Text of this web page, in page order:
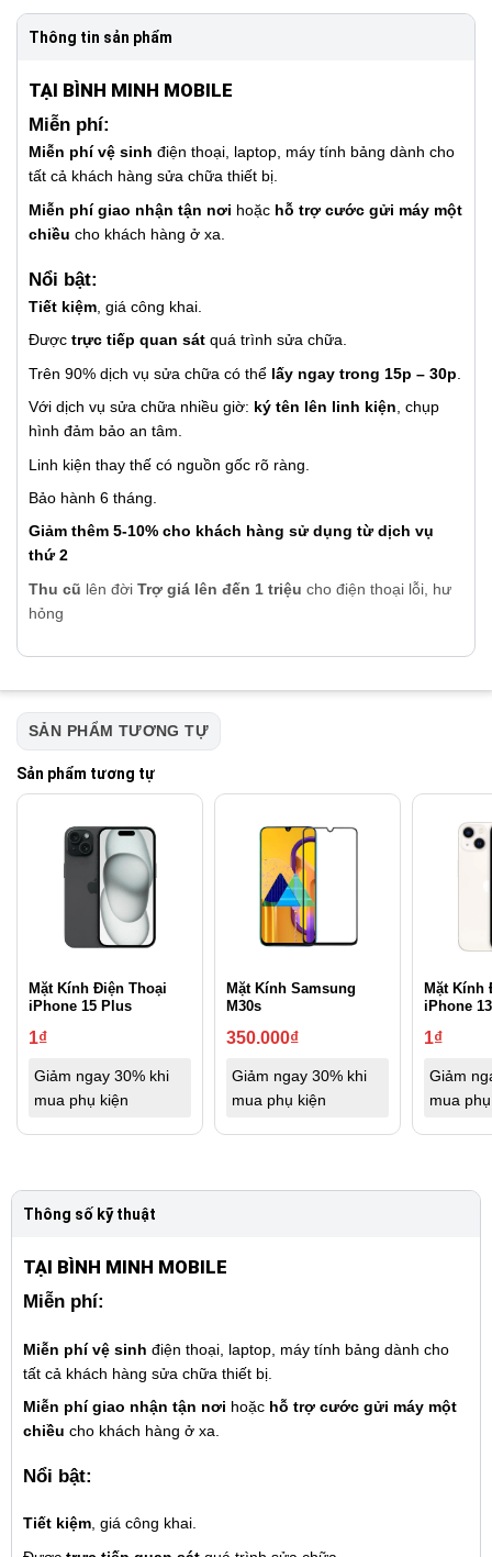
Thông tin sản phẩm
TẠI BÌNH MINH MOBILE
Miễn phí:
Miễn phí vệ sinh điện thoại, laptop, máy tính bảng dành cho
tất cả khách hàng sửa chữa thiết bị.
Miễn phí giao nhận tận nơi hoặc hỗ trợ cước gửi máy một
chiều cho khách hàng ở xa.
Nổi bật:
Tiết kiệm , giá công khai.
Được trực tiếp quan sát quá trình sửa chữa.
Trên 90% dịch vụ sửa chữa có thể lấy ngay trong 15p – 30p
Với dịch vụ sửa chữa nhiều giờ: ký tên lên linh kiện , chụp
hình đảm bảo an tâm.
Linh kiện thay thế có nguồn gốc rõ ràng.
Bảo hành 6 tháng.
Giảm thêm 5-10% cho khách hàng sử dụng từ dịch vụ
thứ 2
Thu cũ lên đời Trợ giá lên đến 1 triệu cho điện thoại lỗi, hư
hỏng
SẢN PHẨM TƯƠNG TỰ
Sản phẩm tương tự
Mặt Kính Điện Thoại
iPhone 15 Plus
1₫
Giảm ngay 30% khi
mua phụ kiện
Mặt Kính Samsung
M30s
350.000₫
Giảm ngay 30% khi
mua phụ kiện
Mặt Kính
iPhone 13
1₫
Giảm
mua
Thông số kỹ thuật
TẠI BÌNH MINH MOBILE
Miễn phí:
Miễn phí vệ sinh điện thoại, laptop, máy tính bảng dành cho
tất cả khách hàng sửa chữa thiết bị.
Miễn phí giao nhận tận nơi hoặc hỗ trợ cước gửi máy một
chiều cho khách hàng ở xa.
Nổi bật:
Tiết kiệm, giá công khai.